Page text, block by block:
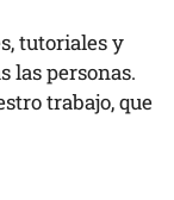
tutoriales y
las personas.
trabajo, que